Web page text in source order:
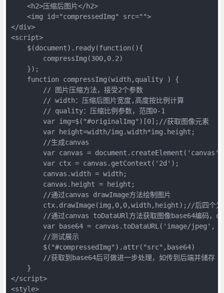
    <h2>压缩后图片</h2>
    <img id="compressedImg" src="">
</div>
<script>
    $(document).ready(function(){
        compressImg(300,0.2)
    });
    function compressImg(width,quality ) {
        // 图片压缩方法，接受2个参数
        // width：压缩后图片宽度,高度按比例计算
        // quality：压缩比例参数，范围0-1
        var img=$("#originalImg")[0];//获取图像元素
        var height=width/img.width*img.height;
        //生成canvas
var canvas =
        var ctx = canvas.getContext('2d');
        canvas.width = width;
        canvas.height = height;
        //通过canvas drawImage方法绘制图片
ctx.drawImage(img,0,0,width,height);//后四个为
//通过canvas toDataURl方法获取图像base64编码，
var base64 = canvas.toDataURL('image/jpeg',
        //测试展示
        $("#compressedImg").attr("src",base64)
        //获取到base64后可做进一步处理，如传到后端并储存
    }
</script>
<style>